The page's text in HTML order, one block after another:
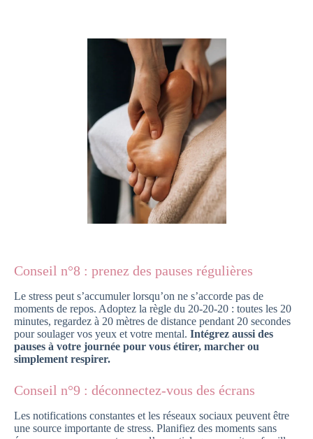
Conseil n°8 : prenez des pauses régulières
Le stress peut s’accumuler lorsqu’on ne s’accorde pas de
moments de repos. Adoptez la règle du 20-20-20 : toutes les 20
minutes, regardez à 20 mètres de distance pendant 20 secondes
pour soulager vos yeux et votre mental. Intégrez aussi des
pauses à votre journée pour vous étirer, marcher ou
simplement respirer.
Conseil n°9 : déconnectez-vous des écrans
Les notifications constantes et les réseaux sociaux peuvent être
une source importante de stress. Planifiez des moments sans